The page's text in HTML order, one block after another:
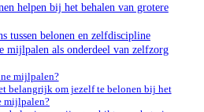
helpen bij het behalen van grotere
tussen belonen en zelfdiscipline
mijlpalen als onderdeel van zelfzorg
mijlpalen?
belangrijk om jezelf te belonen bij het
mijlpalen?